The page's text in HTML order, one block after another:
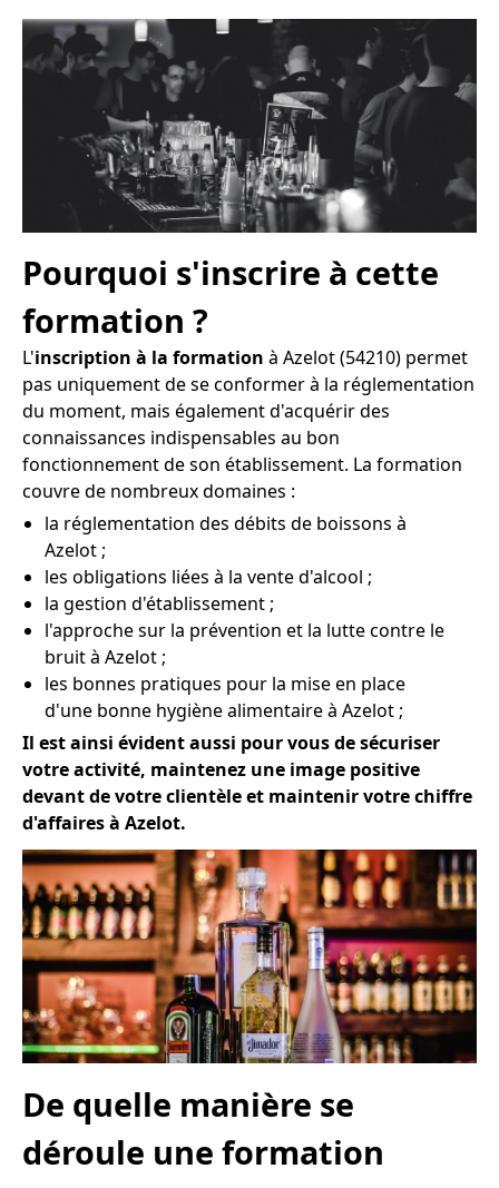
Pourquoi s'inscrire à cette
formation ?
L'inscription à la formation à Azelot (54210) permet
pas uniquement de se conformer à la réglementation
du moment, mais également d'acquérir des
connaissances indispensables au bon
fonctionnement de son établissement. La formation
couvre de nombreux domaines :
la réglementation des débits de boissons à
Azelot ;
les obligations liées à la vente d'alcool ;
la gestion d'établissement ;
l'approche sur la prévention et la lutte contre le
bruit à Azelot ;
les bonnes pratiques pour la mise en place
d'une bonne hygiène alimentaire à Azelot ;
Il est ainsi évident aussi pour vous de sécuriser
votre activité, maintenez une image positive
devant de votre clientèle et maintenir votre chiffre
d'affaires à Azelot.
De quelle manière se
déroule une formation